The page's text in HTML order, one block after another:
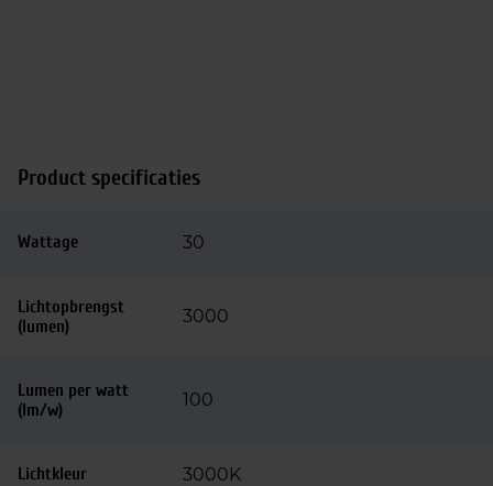
Product specificaties
Wattage 30
Lichtopbrengst
(lumen)
3000
Lumen per watt
(lm/w)
100
Lichtkleur 3000K